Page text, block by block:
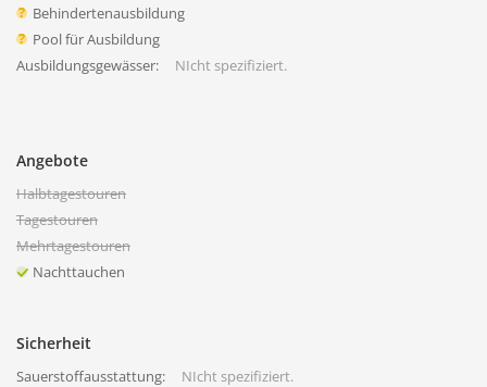
Behindertenausbildung
Pool für Ausbildung
Ausbildungsgewässer:
NIcht spezifiziert.
Angebote
Halbtagestouren
Tagestouren
Mehrtagestouren
Nachttauchen
Sicherheit
Sauerstoffausstattung: NIcht spezifiziert.